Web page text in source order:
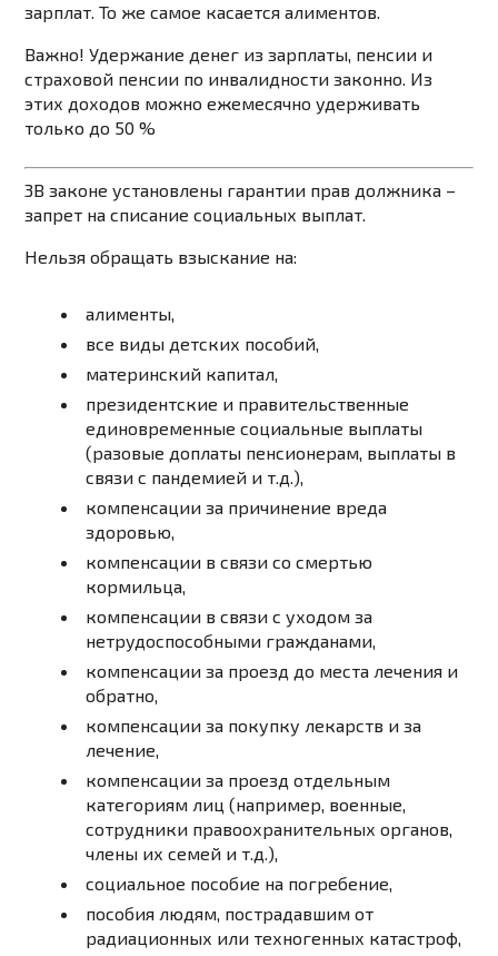
зарплат. То же самое касается алиментов.
Важно! Удержание денег из зарплаты, пенсии и
страховой пенсии по инвалидности законно. Из
этих доходов можно ежемесячно удерживать
только до 50 %
3В законе установлены гарантии прав должника –
запрет на списание социальных выплат.
Нельзя обращать взыскание на:
алименты,
все виды детских пособий,
материнский капитал,
президентские и правительственные
единовременные социальные выплаты
(разовые доплаты пенсионерам, выплаты в
связи с пандемией и т.д.),
компенсации за причинение вреда
здоровью,
компенсации в связи со смертью
кормильца,
компенсации в связи с уходом за
нетрудоспособными гражданами,
компенсации за проезд до места лечения и
обратно,
компенсации за покупку лекарств и за
лечение,
компенсации за проезд отдельным
категориям лиц (например, военные,
сотрудники правоохранительных органов,
члены их семей и т.д.),
социальное пособие на погребение,
пособия людям, пострадавшим от
радиационных или техногенных катастроф,